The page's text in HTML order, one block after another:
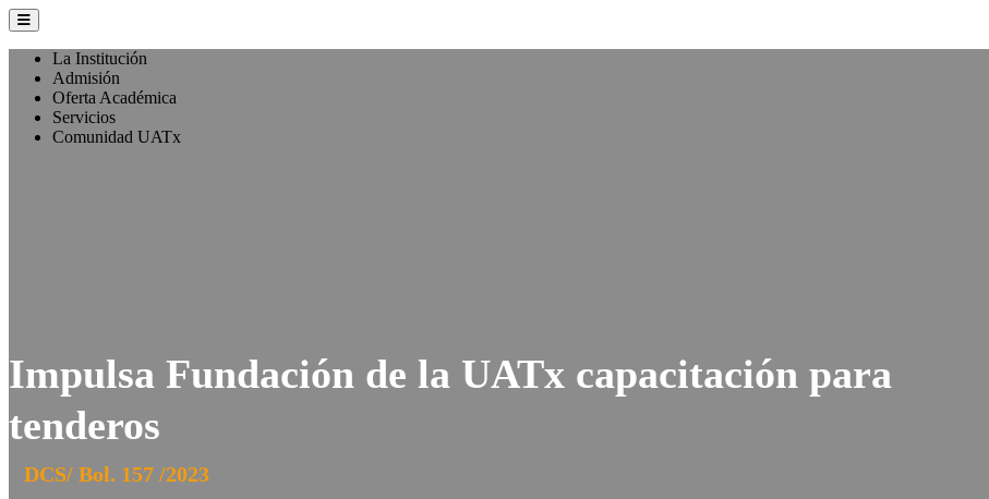
La Institución
Admisión
Oferta Académica
Servicios
Comunidad UATx
Impulsa Fundación de la UATx capacitación para
tenderos
DCS/ Bol. 157 /2023